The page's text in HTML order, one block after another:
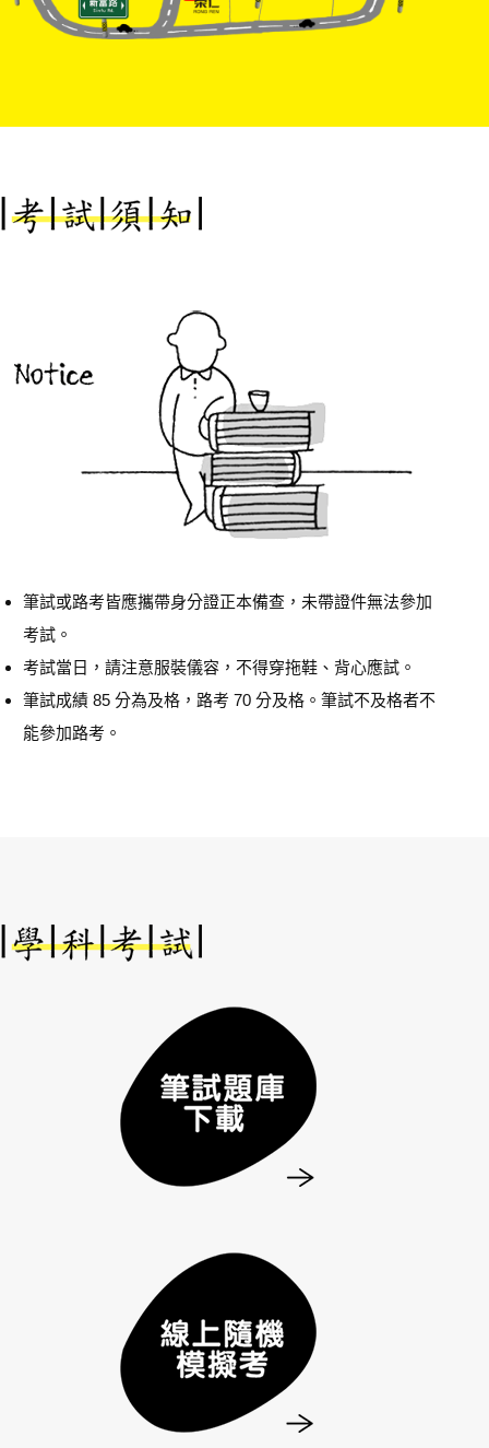
筆試或路考皆應攜帶身分證正本備查，未帶證件無法參加
考試。
考試當日，請注意服裝儀容，不得穿拖鞋、背心應試。
筆試成績 85 分為及格，路考 70 分及格。筆試不及格者不
能參加路考。